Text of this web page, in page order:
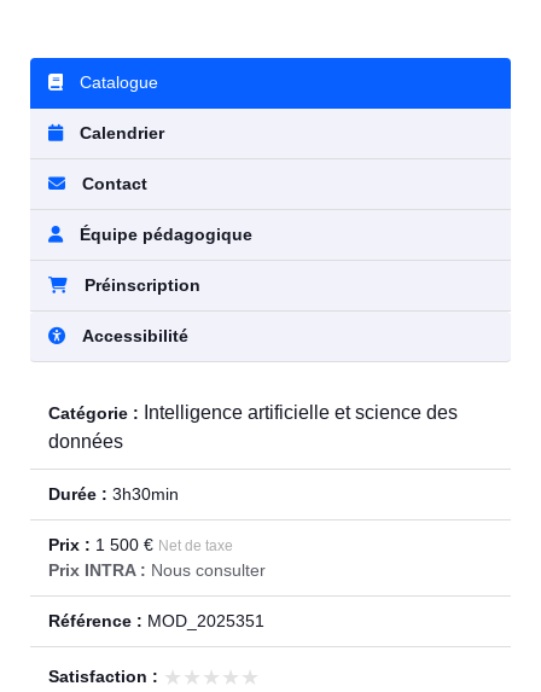
Catalogue
Calendrier
Contact
Équipe pédagogique
Préinscription
Accessibilité
Catégorie :
Intelligence artificielle et science des
données
Durée : 3h30min
Prix : 1 500 € Net de taxe
Prix INTRA : Nous consulter
Référence : MOD_2025351
Satisfaction : ★★★★★
★★★★★